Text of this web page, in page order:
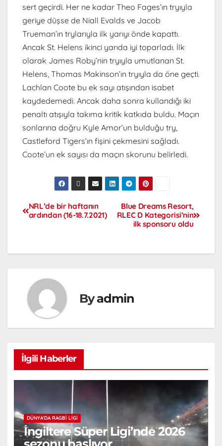
sert geçirdi. Her ne kadar Theo Fages’ın tryıyla
geriye düşse de Niall Evalds ve Jacob
Trueman’ın trylarıyla ilk yarıyı önde kapattı.
Ancak St. Helens ikinci yarıda iyi toparladı. İlk
olarak James Roby’nin tryıyla umutlanan St.
Helens, Thomas Makinson’ın tryıyla da öne geçti.
Lachlan Coote bu ek sayı atışından isabet
kaydedemedi. Ancak daha sonra kullandığı iki
penaltı atışıyla takıma kritik katkıda buldu. Maçın
sonlarına doğru Kyle Amor’un bulduğu try,
Castleford Tigers’ın fişini çekmesini sağladı.
Coote’un ek sayısı da maçın skorunu belirledi.
Blue Dreams Resort,
RLEC D Kategorisi’nin
ilk sponsoru oldu
NRL’de bir haftanın
ardından (16-18.7.2021)
Byadmin
İlgili Haberler
DÜNYA'DA RAGBI LIGI
İngiltere Süper Ligi’nde 2026